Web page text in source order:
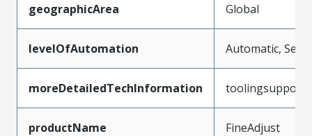
geographicArea Global
levelOfAutomation Automatic,
moreDetailedTechInformation
productName FineAdjust